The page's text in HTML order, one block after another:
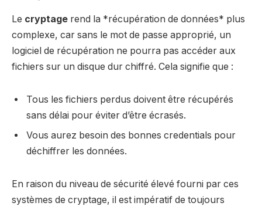
Le cryptage rend la *récupération de données* plus
complexe, car sans le mot de passe approprié, un
logiciel de récupération ne pourra pas accéder aux
fichiers sur un disque dur chiffré. Cela signifie que :
Tous les fichiers perdus doivent être récupérés
sans délai pour éviter d’être écrasés.
Vous aurez besoin des bonnes credentials pour
déchiffrer les données.
En raison du niveau de sécurité élevé fourni par ces
systèmes de cryptage, il est impératif de toujours